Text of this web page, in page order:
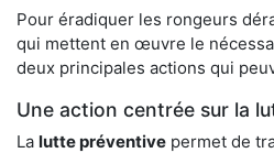
Pour éradiquer les rongeurs
qui mettent en œuvre le
deux principales actions qui
Une action centrée sur la
La lutte préventive permet de